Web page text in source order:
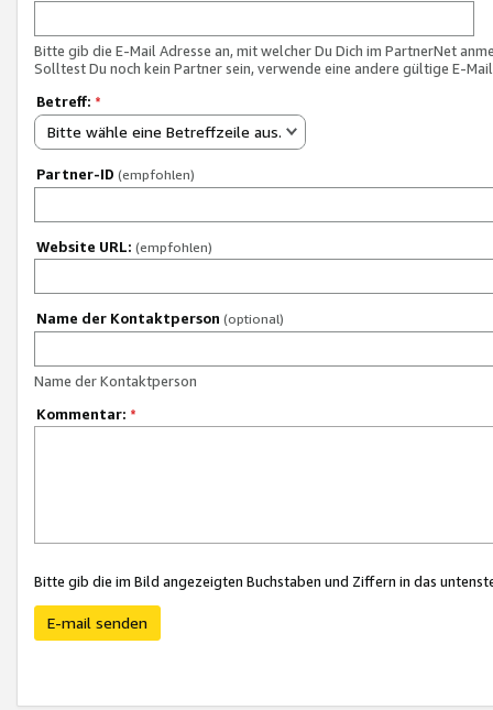
Bitte gib die E-Mail Adresse an, mit welcher Du Dich im PartnerNet
Solltest Du noch kein Partner sein, verwende eine andere gültige E-
Betreff: *
Bitte wähle eine Betreffzeile aus.
Partner-ID (empfohlen)
Website URL: (empfohlen)
Name der Kontaktperson (optional)
Name der Kontaktperson
Kommentar: *
Bitte gib die im Bild angezeigten Buchstaben und Ziffern in das
E-mail senden